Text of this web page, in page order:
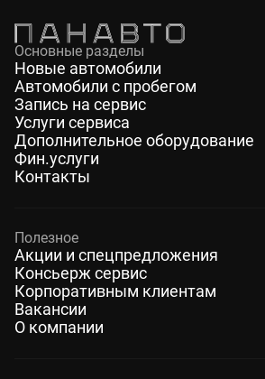
Основные разделы
Новые автомобили
Автомобили с пробегом
Запись на сервис
Услуги сервиса
Дополнительное оборудование
Фин.услуги
Контакты
Полезное
Акции и спецпредложения
Консьерж сервис
Корпоративным клиентам
Вакансии
О компании